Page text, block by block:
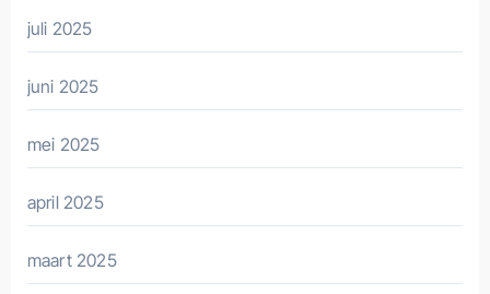
juli 2025
juni 2025
mei 2025
april 2025
maart 2025